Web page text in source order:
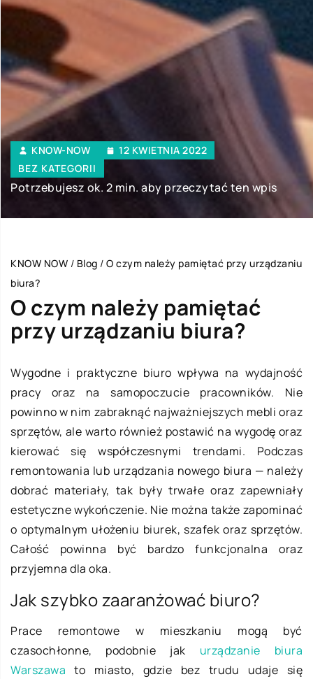
KNOW-NOW
12 KWIETNIA 2022
BEZ KATEGORII
Potrzebujesz ok. 2 min. aby przeczytać ten wpis
KNOW NOW / Blog / O czym należy pamiętać przy urządzaniu
biura?
O czym należy pamiętać
przy urządzaniu biura?
Wygodne i praktyczne biuro wpływa na wydajność
pracy oraz na samopoczucie pracowników. Nie
powinno w nim zabraknąć najważniejszych mebli oraz
sprzętów, ale warto również postawić na wygodę oraz
kierować się współczesnymi trendami. Podczas
remontowania lub urządzania nowego biura — należy
dobrać materiały, tak były trwałe oraz zapewniały
estetyczne wykończenie. Nie można także zapominać
o optymalnym ułożeniu biurek, szafek oraz sprzętów.
Całość powinna być bardzo funkcjonalna oraz
przyjemna dla oka.
Jak szybko zaaranżować biuro?
Prace remontowe w mieszkaniu mogą być
czasochłonne, podobnie jak urządzanie biura
Warszawa to miasto, gdzie bez trudu udaje się